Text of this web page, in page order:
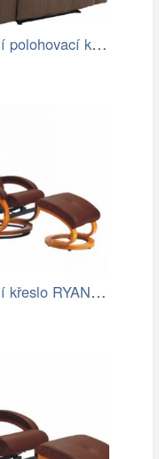
Relaxační polohovací křeslo, hnědá…
Relaxační křeslo RYANN-TK